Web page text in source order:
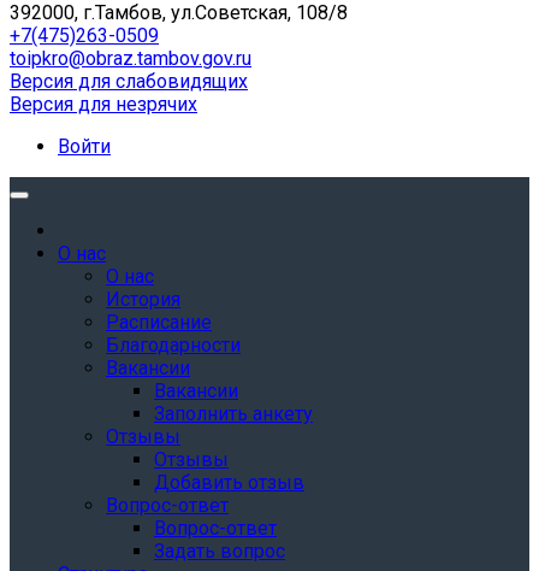
392000, г.Тамбов, ул.Советская, 108/8
+7(475)263-0509
toipkro@obraz.tambov.gov.ru
Версия для слабовидящих
Версия для незрячих
Войти
О нас
О нас
История
Расписание
Благодарности
Вакансии
Вакансии
Заполнить анкету
Отзывы
Отзывы
Добавить отзыв
Вопрос-ответ
Вопрос-ответ
Задать вопрос